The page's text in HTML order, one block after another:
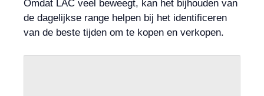
Omdat LAC veel beweegt, kan het bijhouden van
de dagelijkse range helpen bij het identificeren
van de beste tijden om te kopen en verkopen.